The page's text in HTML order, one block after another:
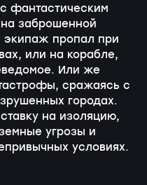
фантастическим
заброшенной
экипаж пропал при
или на корабле,
Или же
сражаясь с
городах.
на изоляцию,
угрозы и
условиях.